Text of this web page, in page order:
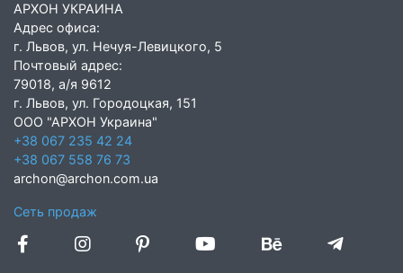
АРХОН УКРАИНА
Адрес офиса:
г. Львов, ул. Нечуя-Левицкого, 5
Почтовый адрес:
79018, а/я 9612
г. Львов, ул. Городоцкая, 151
ООО "АРХОН Украина"
+38 067 235 42 24
+38 067 558 76 73
archon@archon.com.ua
Сеть продаж